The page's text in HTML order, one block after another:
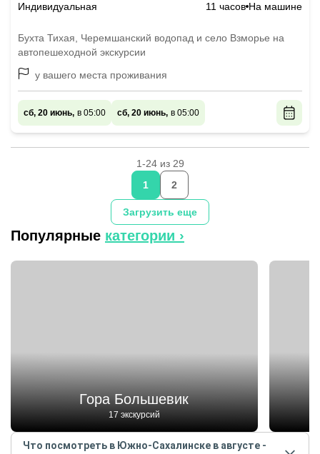
Индивидуальная 11 часов На машине
Бухта Тихая, Черемшанский водопад и село Взморье на
автопешеходной экскурсии
у вашего места проживания
сб, 20 июнь, в 05:00 сб, 20 июнь, в 05:00
1-24 из 29
Загрузить еще
1 2
Популярные категории ›
Гора Большевик
17 экскурсий
Что посмотреть в Южно-Сахалинске в августе -